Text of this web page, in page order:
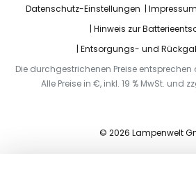
Datenschutz-Einstellungen Impressum
Hinweis zur
Entsorgungs- und
Die durchgestrichenen Preise entsprechen
Alle Preise in €, inkl. 19 % MwSt. und
© 2026 Lampenwelt